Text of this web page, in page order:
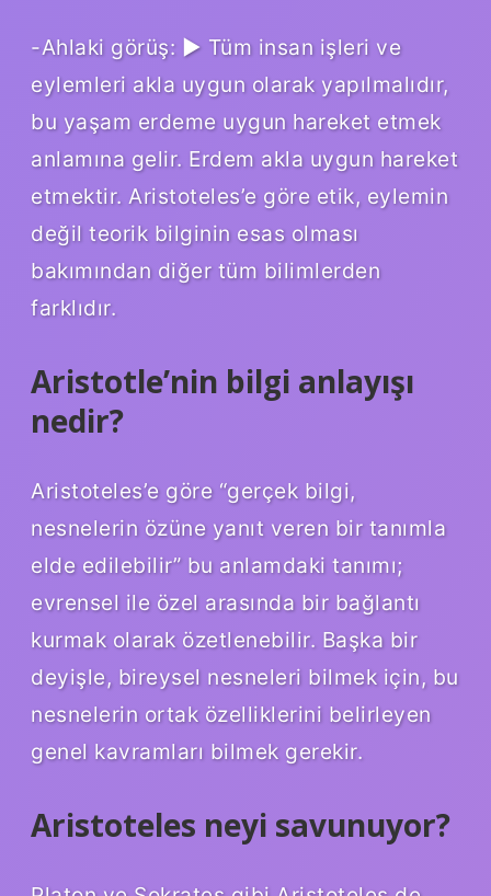
-Ahlaki görüş: ▶ Tüm insan işleri ve
eylemleri akla uygun olarak yapılmalıdır,
bu yaşam erdeme uygun hareket etmek
anlamına gelir. Erdem akla uygun hareket
etmektir. Aristoteles’e göre etik, eylemin
değil teorik bilginin esas olması
bakımından diğer tüm bilimlerden
farklıdır.
Aristotle’nin bilgi anlayışı
nedir?
Aristoteles’e göre “gerçek bilgi,
nesnelerin özüne yanıt veren bir tanımla
elde edilebilir” bu anlamdaki tanımı;
evrensel ile özel arasında bir bağlantı
kurmak olarak özetlenebilir. Başka bir
deyişle, bireysel nesneleri bilmek için, bu
nesnelerin ortak özelliklerini belirleyen
genel kavramları bilmek gerekir.
Aristoteles neyi savunuyor?